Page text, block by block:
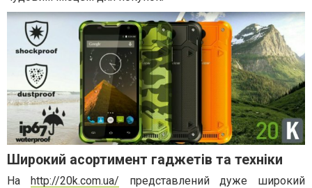
Широкий асортимент гаджетів та техніки
На http://20k.com.ua/ представлений дуже широкий